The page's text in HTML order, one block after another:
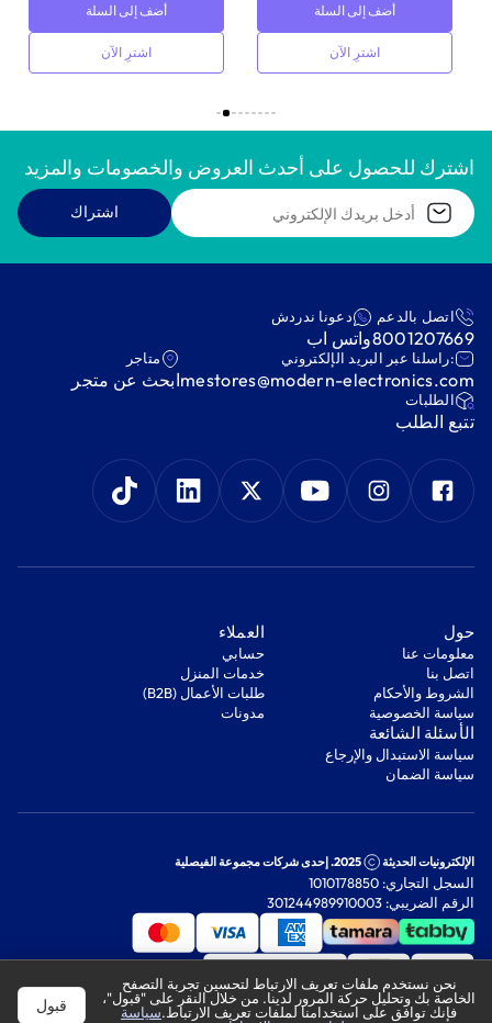
أضف إلى السلة
اشترِ الآن
أضف إلى السلة
اشترِ الآن
اشترك للحصول على أحدث العروض والخصومات والمزيد
اشتراك
اتصل بالدعم
8001207669
دعونا ندردش
واتس اب
:راسلنا عبر البريد الإلكتروني
mestores@modern-electronics.com
متاجر
ابحث عن متجر
‫الطلبات‬
‫تتبع الطلب‬
‫حول‬
معلومات عنا
اتصل بنا
‫الشروط والأحكام‬
‫سياسة الخصوصية‬
‫العملاء‬
‫حسابي‬
‫خدمات المنزل‬
‫طلبات الأعمال (B2B)‬
مدونات
‫الأسئلة الشائعة‬
‫سياسة الاستبدال والإرجاع‬
‫سياسة الضمان‬
الإلكترونيات الحديثة 2025. إحدى شركات مجموعة الفيصلية
السجل التجاري: 1010178850
الرقم الضريبي: 301244989910003
نحن نستخدم ملفات تعريف الارتباط لتحسين تجربة التصفح
الخاصة بك وتحليل حركة المرور لدينا. من خلال النقر على "قبول"،
فإنك توافق على استخدامنا لملفات تعريف الارتباط.سياسة
قبول